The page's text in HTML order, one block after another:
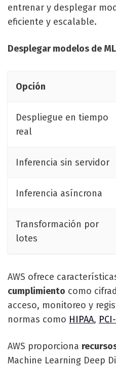
entrenar y desplegar
eficiente y escalable.
Desplegar modelos de ML
Opción
Despliegue en tiempo
real
Inferencia sin servidor
Inferencia asíncrona
Transformación por
lotes
AWS ofrece
cumplimiento como
acceso, monitoreo y
normas como HIPAA,
AWS proporciona
Machine Learning Deep